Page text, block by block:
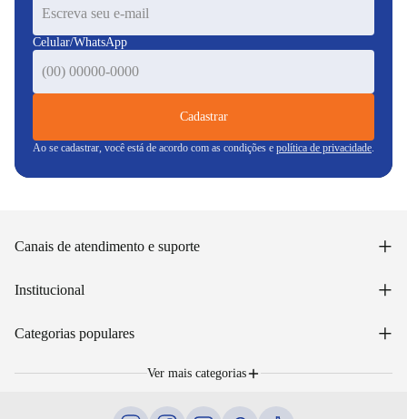
Celular/WhatsApp
Cadastrar
Ao se cadastrar, você está de acordo com as condições e política de privacidade
Canais de atendimento e suporte +
Acompanhar pedido
Email: sac@lojasunilar.com.br
Nossas lojas
Institucional +
Política de entregas
Portal de Vagas
Categorias populares +
Ver mais categorias